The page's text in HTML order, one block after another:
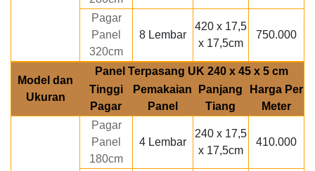
Pagar
Panel
320cm
8 Lembar
420 x 17,5
x 17,5cm
750.000
Model dan
Ukuran
Panel Terpasang UK 240 x 45 x 5 cm
Tinggi
Pagar
Pemakaian
Panel
Panjang
Tiang
Harga Per
Meter
Pagar
Panel
180cm
4 Lembar
240 x 17,5
x 17,5cm
410.000